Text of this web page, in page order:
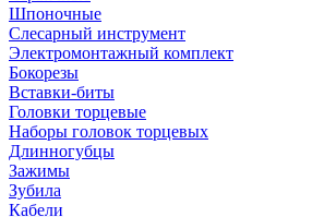
Шпоночные
Слесарный инструмент
Электромонтажный комплект
Бокорезы
Вставки-биты
Головки торцевые
Наборы головок торцевых
Длинногубцы
Зажимы
Зубила
Кабели